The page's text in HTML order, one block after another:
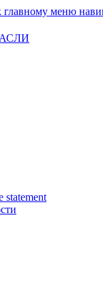
главному меню
statement